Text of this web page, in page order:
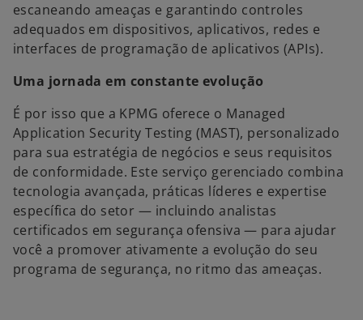
escaneando ameaças e garantindo controles
adequados em dispositivos, aplicativos, redes e
interfaces de programação de aplicativos (APIs).
Uma jornada em constante evolução
É por isso que a KPMG oferece o Managed
Application Security Testing (MAST), personalizado
para sua estratégia de negócios e seus requisitos
de conformidade. Este serviço gerenciado combina
tecnologia avançada, práticas líderes e expertise
específica do setor — incluindo analistas
certificados em segurança ofensiva — para ajudar
você a promover ativamente a evolução do seu
programa de segurança, no ritmo das ameaças.